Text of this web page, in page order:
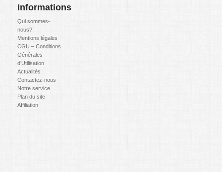
Informations
Qui sommes-
nous?
Mentions légales
CGU – Conditions
Générales
d’Utilisation
Actualités
Contactez-nous
Notre service
Plan du site
Affiliation